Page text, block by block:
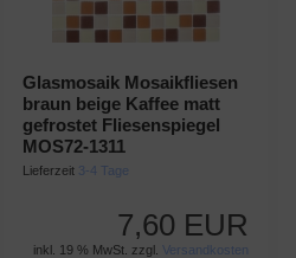
Glasmosaik Mosaikfliesen
braun beige Kaffee matt
gefrostet Fliesenspiegel
MOS72-1311
Lieferzeit 3-4 Tage
7,60 EUR
inkl. 19 % MwSt. zzgl.Versandkosten